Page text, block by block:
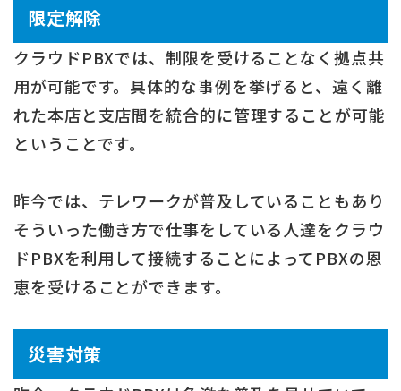
限定解除
クラウドPBXでは、制限を受けることなく拠点共
用が可能です。具体的な事例を挙げると、遠く離
れた本店と支店間を統合的に管理することが可能
ということです。
昨今では、テレワークが普及していることもあり
そういった働き方で仕事をしている人達をクラウ
ドPBXを利用して接続することによってPBXの恩
恵を受けることができます。
災害対策